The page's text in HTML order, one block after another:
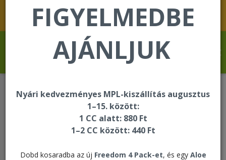
FIGYELMEDBE
AJÁNLJUK
Nyári kedvezményes MPL-kiszállítás augusztus
1–15. között:
1 CC alatt: 880 Ft
1–2 CC között: 440 Ft
Dobd kosaradba az új Freedom 4 Pack-et, és egy Aloe
Fisker Lili üdvözli Önt a Forever Living
internetes áruházában!
Személyi higiénia
Személyi higiénia